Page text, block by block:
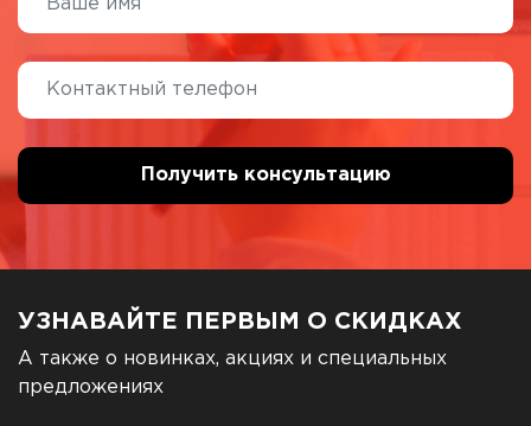
УЗНАВАЙТЕ ПЕРВЫМ О СКИДКАХ
А также о новинках, акциях и специальных
предложениях